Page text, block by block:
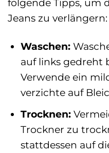
folgende Tipps, um
Jeans zu verlängern:
Waschen:
auf links gedreht
Verwende ein
verzichte auf
Trocknen:
Trockner zu
stattdessen auf